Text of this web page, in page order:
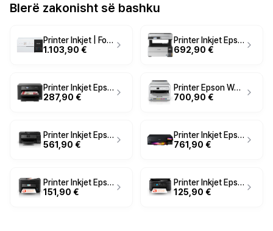
Blerë zakonisht së bashku
Printer Inkjet | Fotografik Epson SureLab SL-D500 / 1440x720 DPI / 10x15cm / 4.17 foto/min - i Bardhë
1.103,90 €
Printer Inkjet Epson EcoTank ET-5170 / 4in1 - Bardhë / Zezë
692,90 €
Printer Inkjet Epson WorkForce WF-7310DTW / A3 / A4 - Zezë
287,90 €
Printer Epson WorkForce Pro WF-C5390DW Inkjet / A4 / LAN / Wi-Fi - Bardhë / Zezë
700,90 €
Printer Inkjet Epson EcoTank ET-15000 A3 - Zezë
561,90 €
Printer Inkjet Epson EcoTank ET-8550 / A3 - Zezë
761,90 €
Printer Inkjet Epson WorkForce WF-2960 / A4 - Zezë
151,90 €
Printer Inkjet Epson WorkForce WF-2910DWF / A4 - Zezë
125,90 €